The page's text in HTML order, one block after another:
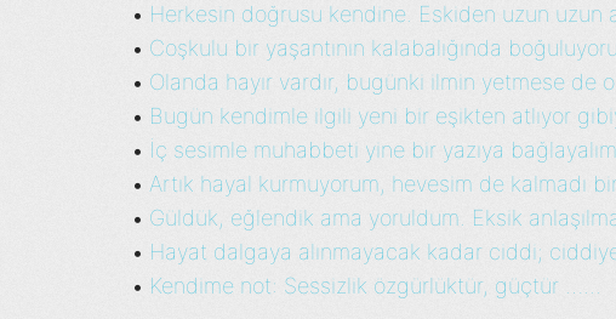
• Herkesin doğrusu kendine. Eskiden uzun uzun
• Coşkulu bir yaşantının kalabalığında
• Olanda hayır vardır, bugünki ilmin yetmese de o
• Bugün kendimle ilgili yeni bir eşikten atlıyor
• İç sesimle muhabbeti yine bir yazıya bağlayalım
• Artık hayal kurmuyorum, hevesim de kalmadı
• Güldük, eğlendik ama yoruldum. Eksik
• Hayat dalgaya alınmayacak kadar ciddi; ciddiye
• Kendime not: Sessizlik özgürlüktür, güçtür …...